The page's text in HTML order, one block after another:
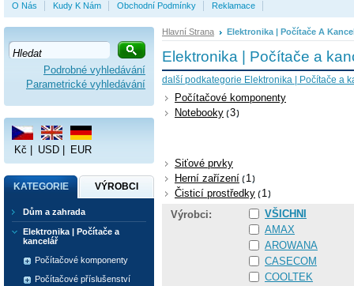
Hlavní Strana Elektronika | Počítače A
Elektronika | Počítače a
další podkategorie Elektronika | Počítače a
Počítačové komponenty
Notebooky 3
Siťové prvky
Herní zařízení 1
Čisticí prostředky 1
Výrobci:
VŠICHNI
AMAX
AROWANA
CASECOM
COOLTEK
Podrobné vyhledávání
Parametrické vyhledávání
Kč USD EUR
KATEGORIE VÝROBCI
Dům a zahrada
Elektronika | Počítače a
kancelář
Počítačové komponenty
Počítačové příslušenství
O Nás Kudy K Nám Obchodní Podmínky Reklamace